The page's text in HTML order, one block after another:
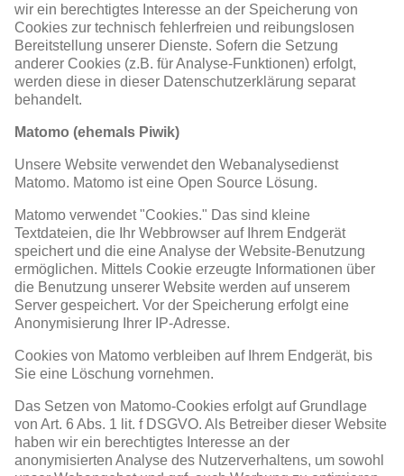
wir ein berechtigtes Interesse an der Speicherung von
Cookies zur technisch fehlerfreien und reibungslosen
Bereitstellung unserer Dienste. Sofern die Setzung
anderer Cookies (z.B. für Analyse-Funktionen) erfolgt,
werden diese in dieser Datenschutzerklärung separat
behandelt.
Matomo (ehemals Piwik)
Unsere Website verwendet den Webanalysedienst
Matomo. Matomo ist eine Open Source Lösung.
Matomo verwendet "Cookies." Das sind kleine
Textdateien, die Ihr Webbrowser auf Ihrem Endgerät
speichert und die eine Analyse der Website-Benutzung
ermöglichen. Mittels Cookie erzeugte Informationen über
die Benutzung unserer Website werden auf unserem
Server gespeichert. Vor der Speicherung erfolgt eine
Anonymisierung Ihrer IP-Adresse.
Cookies von Matomo verbleiben auf Ihrem Endgerät, bis
Sie eine Löschung vornehmen.
Das Setzen von Matomo-Cookies erfolgt auf Grundlage
von Art. 6 Abs. 1 lit. f DSGVO. Als Betreiber dieser Website
haben wir ein berechtigtes Interesse an der
anonymisierten Analyse des Nutzerverhaltens, um sowohl